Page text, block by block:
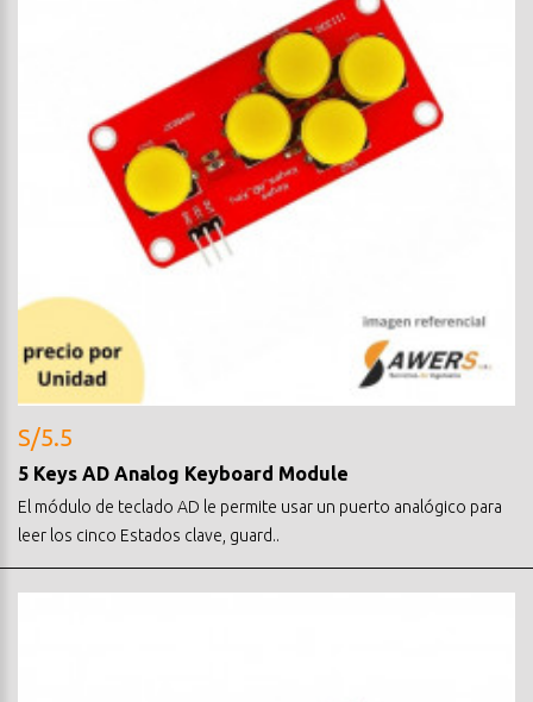
S/5.5
5 Keys AD Analog Keyboard Module
El módulo de teclado AD le permite usar un puerto analógico para
leer los cinco Estados clave, guard..